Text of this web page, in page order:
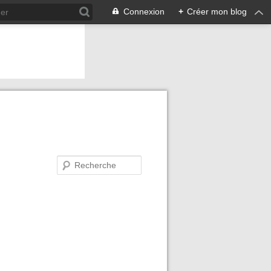
Connexion + Créer mon blog